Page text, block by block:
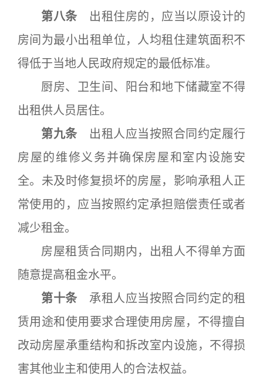
第八条 出租住房的，应当以原设计的
房间为最小出租单位，人均租住建筑面积不
得低于当地人民政府规定的最低标准。
厨房、卫生间、阳台和地下储藏室不得
出租供人员居住。
第九条 出租人应当按照合同约定履行
房屋的维修义务并确保房屋和室内设施安
全。未及时修复损坏的房屋，影响承租人正
常使用的，应当按照约定承担赔偿责任或者
减少租金。
房屋租赁合同期内，出租人不得单方面
随意提高租金水平。
第十条 承租人应当按照合同约定的租
赁用途和使用要求合理使用房屋，不得擅自
改动房屋承重结构和拆改室内设施，不得损
害其他业主和使用人的合法权益。